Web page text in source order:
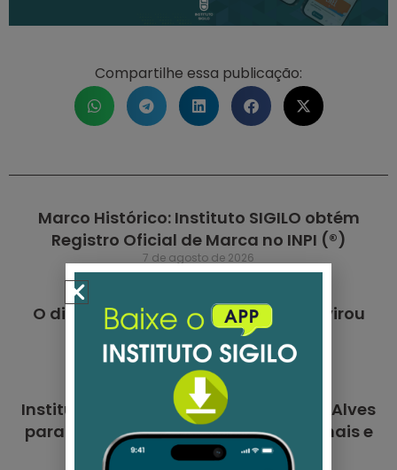
Compartilhe essa publicação:
Marco Histórico: Instituto SIGILO obtém
Registro Oficial de Marca no INPI (®)
7 de agosto de 2026
O dia em que a proteção de dados virou
campanha
20 de julho de 2026
Instituto SIGILO anuncia Maíra Feltrin Alves
para as áreas de Relações Institucionais e
Jurídica